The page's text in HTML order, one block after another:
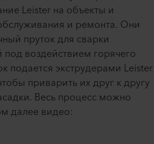
Leister на объекты и
и ремонта. Они
пруток для сварки
воздействием горячего
подается экструдерами Leister
приварить их друг к другу
Весь процесс можно
далее видео: